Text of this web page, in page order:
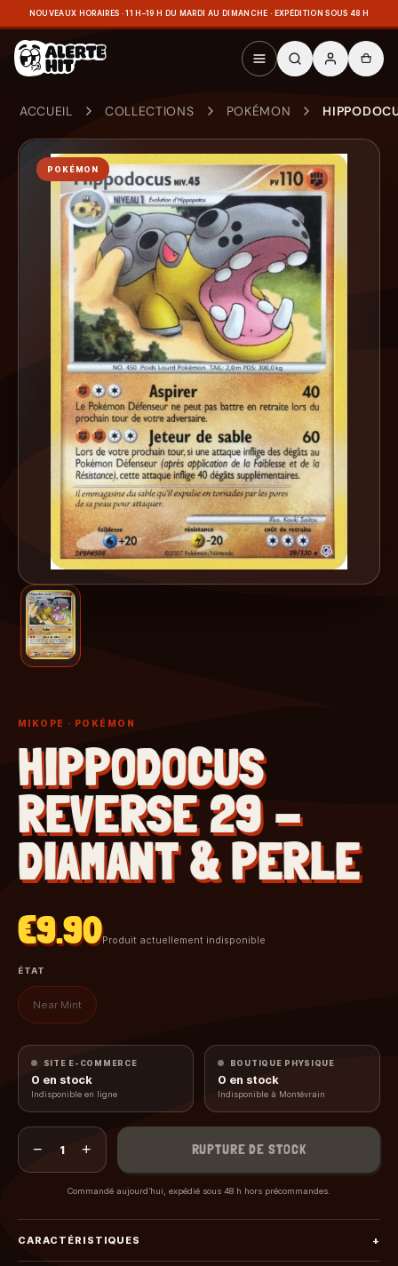
NOUVEAUX HORAIRES · 11 H–19 H DU MARDI AU DIMANCHE · EXPÉDITION SOUS 48 H
ACCUEIL COLLECTIONS POKÉMON
POKÉMON
MIKOPE · POKÉMON
HIPPODOCUS
REVERSE 29 -
DIAMANT & PERLE
€9.90Produit actuellement indisponible
ÉTAT
Near Mint
SITE E-COMMERCE
0 en stock
Indisponible en ligne
BOUTIQUE PHYSIQUE
0 en stock
Indisponible à Montévrain
− 1 + RUPTURE DE STOCK
Commandé aujourd’hui, expédié sous 48 h hors précommandes.
CARACTÉRISTIQUES +